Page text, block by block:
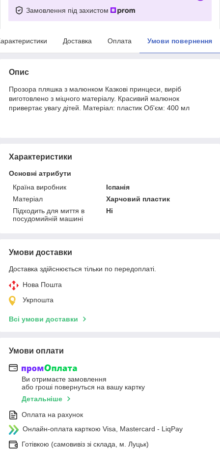
Замовлення під захистом
Доставка Оплата Умови повернення
Опис
Прозора пляшка з малюнком Казкові принцеси, виріб
виготовлено з міцного матеріалу. Красивий малюнок
привертає увагу дітей. Матеріал: пластик Об'єм: 400 мл
Характеристики
Основні атрибути
Країна виробник
Іспанія
Матеріал
Харчовий пластик
Підходить для миття в
посудомийній машині
Ні
Умови доставки
Доставка здійснюється тільки по передоплаті.
Нова Пошта
Укрпошта
Всі умови доставки
Умови оплати
Ви отримаєте замовлення
або гроші повернуться на вашу картку
Детальніше
Оплата на рахунок
Онлайн-оплата карткою Visa, Mastercard - LiqPay
Готівкою (самовивіз зі склада, м. Луцьк)